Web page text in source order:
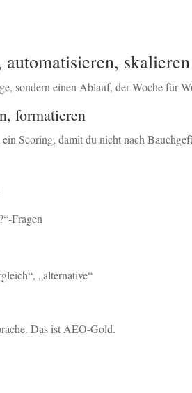
skalieren
sondern einen Ablauf, der Woche für
formatieren
Scoring, damit du nicht nach
Fragen
„alternative“
Das ist AEO-Gold.